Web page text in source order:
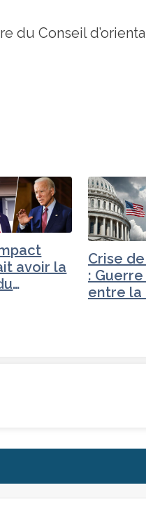
du Conseil
avoir la
Crise
:
entre la